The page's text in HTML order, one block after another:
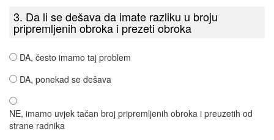
3. Da li se dešava da imate razliku u broju
pripremljenih obroka i prezeti obroka
DA, često imamo taj problem
DA, ponekad se dešava
NE, imamo uvjek tačan broj pripremljenih obroka i preuzetih od
strane radnika